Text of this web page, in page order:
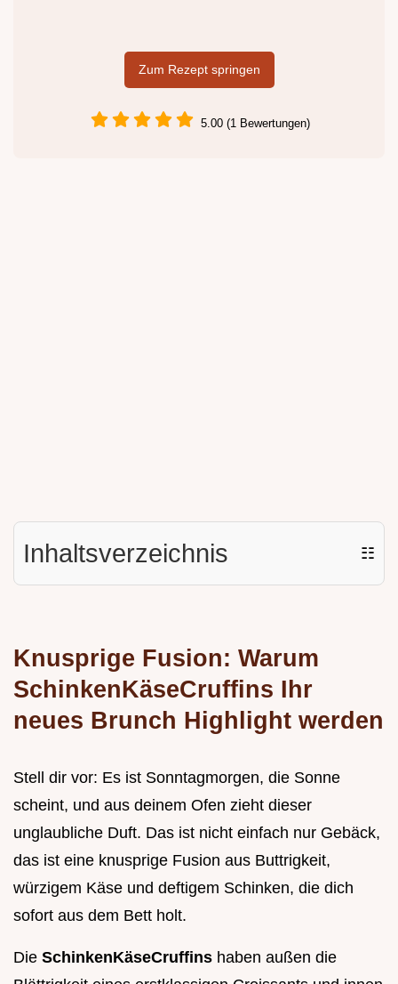
Zum Rezept springen
5.00 (1 Bewertungen)
Inhaltsverzeichnis ☷
Knusprige Fusion: Warum
SchinkenKäseCruffins Ihr
neues Brunch Highlight werden
Stell dir vor: Es ist Sonntagmorgen, die Sonne
scheint, und aus deinem Ofen zieht dieser
unglaubliche Duft. Das ist nicht einfach nur Gebäck,
das ist eine knusprige Fusion aus Buttrigkeit,
würzigem Käse und deftigem Schinken, die dich
sofort aus dem Bett holt.
Die SchinkenKäseCruffins haben außen die